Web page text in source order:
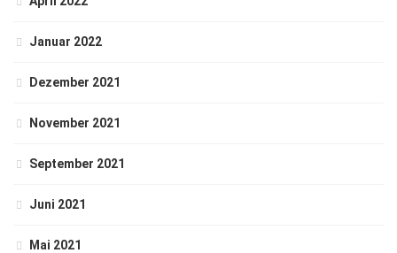
Januar 2022
Dezember 2021
November 2021
September 2021
Juni 2021
Mai 2021